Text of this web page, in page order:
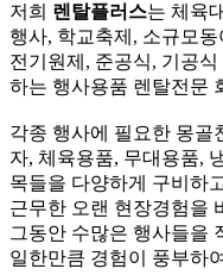
저희 렌탈플러스는 체육
행사, 학교축제, 소규모
전기원제, 준공식, 기공
하는 행사용품 렌탈전문
각종 행사에 필요한 몽골
자, 체육용품, 무대용품,
목들을 다양하게 구비하
근무한 오랜 현장경험을
그동안 수많은 행사들을
일한만큼 경험이 풍부하